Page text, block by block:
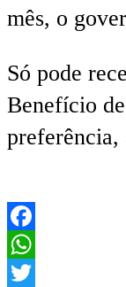
mês, o
Só pode
Benefício
preferência,
Facebook
WhatsApp